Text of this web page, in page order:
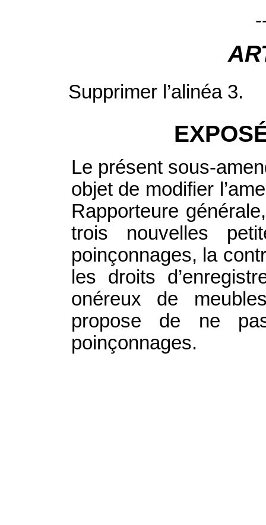
Supprimer l’alinéa 3.
Le présent sous-
objet de modifier
Rapporteure
trois nouvelles
poinçonnages, la
les droits
onéreux de
propose de ne
poinçonnages.